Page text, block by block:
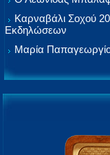
Καρναβάλι Σοχού
Εκδηλώσεων
Μαρία